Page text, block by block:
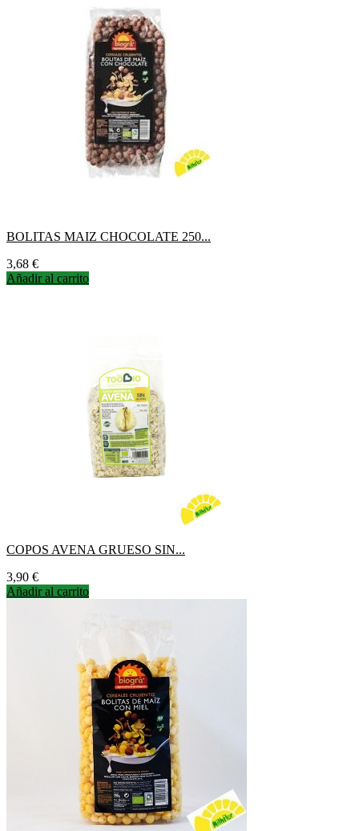
BOLITAS MAIZ CHOCOLATE 250...
Precio
3,68 €
Añadir al carrito
COPOS AVENA GRUESO SIN...
Precio
3,90 €
Añadir al carrito